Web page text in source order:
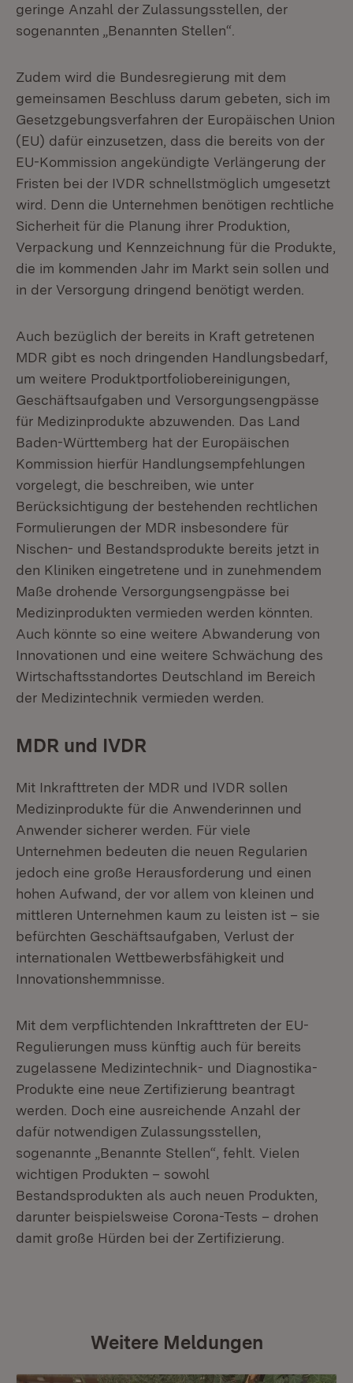
geringe Anzahl der Zulassungsstellen, der
sogenannten „Benannten Stellen“.
Zudem wird die Bundesregierung mit dem
gemeinsamen Beschluss darum gebeten, sich im
Gesetzgebungsverfahren der Europäischen Union
(EU) dafür einzusetzen, dass die bereits von der
EU-Kommission angekündigte Verlängerung der
Fristen bei der IVDR schnellstmöglich umgesetzt
wird. Denn die Unternehmen benötigen rechtliche
Sicherheit für die Planung ihrer Produktion,
Verpackung und Kennzeichnung für die Produkte,
die im kommenden Jahr im Markt sein sollen und
in der Versorgung dringend benötigt werden.
Auch bezüglich der bereits in Kraft getretenen
MDR gibt es noch dringenden Handlungsbedarf,
um weitere Produktportfoliobereinigungen,
Geschäftsaufgaben und Versorgungsengpässe
für Medizinprodukte abzuwenden. Das Land
Baden-Württemberg hat der Europäischen
Kommission hierfür Handlungsempfehlungen
vorgelegt, die beschreiben, wie unter
Berücksichtigung der bestehenden rechtlichen
Formulierungen der MDR insbesondere für
Nischen- und Bestandsprodukte bereits jetzt in
den Kliniken eingetretene und in zunehmendem
Maße drohende Versorgungsengpässe bei
Medizinprodukten vermieden werden könnten.
Auch könnte so eine weitere Abwanderung von
Innovationen und eine weitere Schwächung des
Wirtschaftsstandortes Deutschland im Bereich
der Medizintechnik vermieden werden.
MDR und IVDR
Mit Inkrafttreten der MDR und IVDR sollen
Medizinprodukte für die Anwenderinnen und
Anwender sicherer werden. Für viele
Unternehmen bedeuten die neuen Regularien
jedoch eine große Herausforderung und einen
hohen Aufwand, der vor allem von kleinen und
mittleren Unternehmen kaum zu leisten ist – sie
befürchten Geschäftsaufgaben, Verlust der
internationalen Wettbewerbsfähigkeit und
Innovationshemmnisse.
Mit dem verpflichtenden Inkrafttreten der EU-
Regulierungen muss künftig auch für bereits
zugelassene Medizintechnik- und Diagnostika-
Produkte eine neue Zertifizierung beantragt
werden. Doch eine ausreichende Anzahl der
dafür notwendigen Zulassungsstellen,
sogenannte „Benannte Stellen“, fehlt. Vielen
wichtigen Produkten – sowohl
Bestandsprodukten als auch neuen Produkten,
darunter beispielsweise Corona-Tests – drohen
damit große Hürden bei der Zertifizierung.
Weitere Meldungen